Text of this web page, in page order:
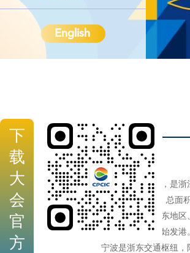
下
载
大
会
官
方
English
宁波，简称“甬”，是浙江
县、代管2个县级市，总面
宁波地处中国华东地区、
“海上丝绸之路”东方始发
宁波是浙东交通枢纽，陆